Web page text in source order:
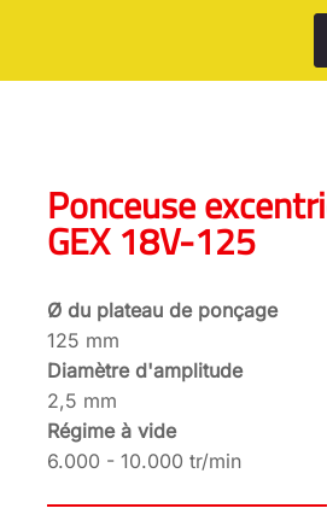
Ponceuse
GEX 18V-125
Ø du plateau de ponçage
125 mm
Diamètre d'amplitude
2,5 mm
Régime à vide
6.000 - 10.000 tr/min